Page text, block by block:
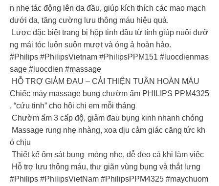
n nhẹ tác động lên da đầu, giúp kích thích các mao mạch
dưới da, tăng cường lưu thông máu hiệu quả.
Lược đặc biệt trang bị hộp tinh dầu từ tính giúp nuôi dưỡ
ng mái tóc luôn suôn mượt và óng ả hoàn hảo.
#Philips #PhilipsVietnam #PhilipsPPM151 #luocdienmas
sage #luocdien #massage
HỖ TRỢ GIẢM ĐAU – CẢI THIỆN TUẦN HOÀN MÁU
Chiếc máy massage bụng chườm ấm PHILIPS PPM4325
, “cứu tinh” cho hội chị em mỗi tháng
Chườm ấm 3 cấp độ, giảm đau bụng kinh nhanh chóng
Massage rung nhẹ nhàng, xoa dịu cảm giác căng tức kh
ó chịu
Thiết kế ôm sát bụng mỏng nhẹ, dễ đeo cả khi làm việc
Hỗ trợ lưu thông máu, thư giãn vùng bụng và thắt lưng
#Philips #PhilipsVietNam #PhilipsPPM4325 #maychuom